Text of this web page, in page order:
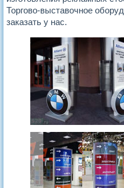
Торгово-выставочное
заказать у нас.